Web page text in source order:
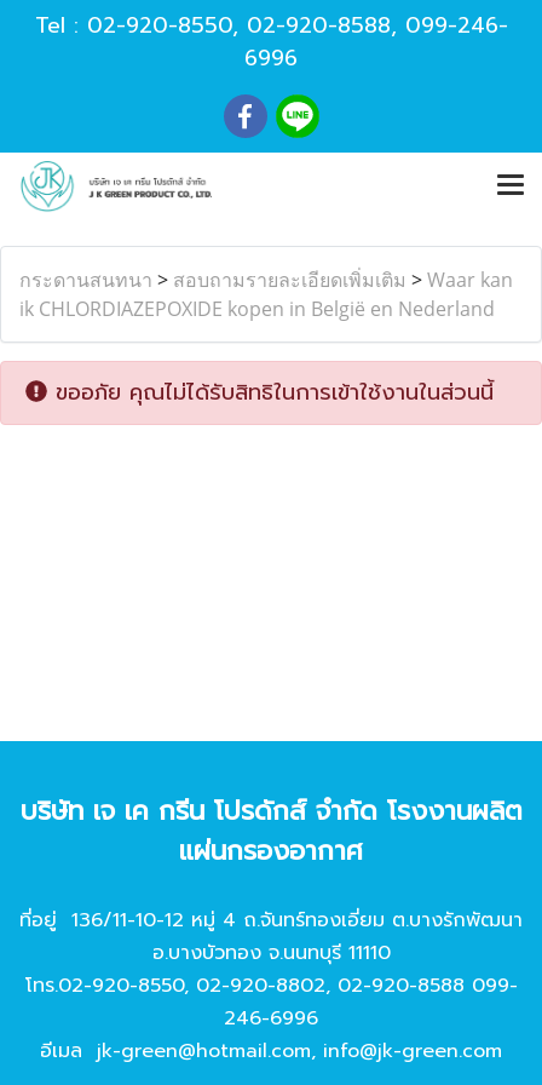
Tel : 02-920-8550, 02-920-8588, 099-246-
6996
กระดานสนทนา > สอบถามรายละเอียดเพิ่มเติม >Waar kan
ik CHLORDIAZEPOXIDE kopen in België en Nederland
ขออภัย คุณไม่ได้รับสิทธิในการเข้าใช้งานในส่วนนี้
บริษัท เจ เค กรีน โปรดักส์ จํากัด โรงงานผลิต
แผ่นกรองอากาศ
ที่อยู่ 136/11-10-12 หมู่ 4 ถ.จันทร์ทองเอี่ยม ต.บางรักพัฒนา
อ.บางบัวทอง จ.นนทบุรี 11110
โทร.02-920-8550, 02-920-8802, 02-920-8588 099-
246-6996
อีเมล jk-green@hotmail.com, info@jk-green.com